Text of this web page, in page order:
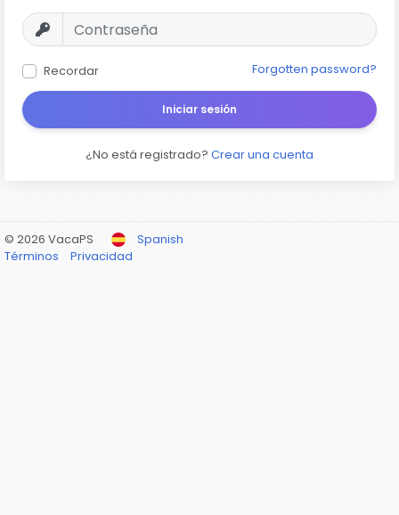
Recordar Forgotten password?
Iniciar sesión
¿No está registrado? Crear una cuenta
© 2026 VacaPS
Spanish
Términos
Privacidad